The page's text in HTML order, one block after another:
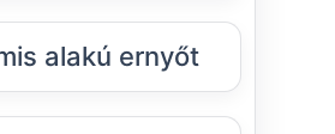
alakú ernyőt